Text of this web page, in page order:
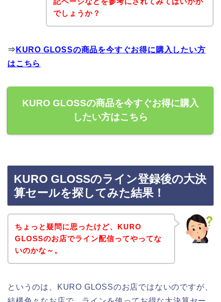
でしょうか？
⇒ KURO GLOSSの商品を今すぐお得に購入したい方
はこちら
KURO GLOSSの商品を今すぐお得に購入
したい方はこちら
KURO GLOSSのライン登録後の大決
算セールを探してみた結果！
ちょっと疑問に思ったけど、KURO
GLOSSのお店でライン配信ってやってな
いのかな～。
というのは、KURO GLOSSのお店ではないのですが、